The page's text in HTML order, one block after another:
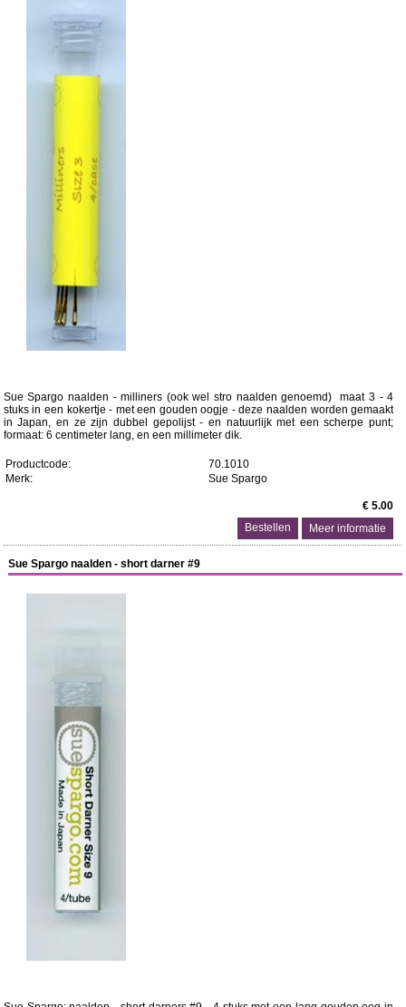
Sue Spargo naalden - milliners (ook wel stro naalden genoemd) maat 3 - 4
stuks in een kokertje - met een gouden oogje - deze naalden worden gemaakt
in Japan, en ze zijn dubbel gepolijst - en natuurlijk met een scherpe punt;
formaat: 6 centimeter lang, en een millimeter dik.
Productcode:
70.1010
Merk:
Sue Spargo
€ 5.00
Meer informatie
Sue Spargo naalden - short darner #9